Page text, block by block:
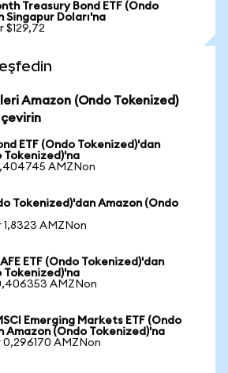
Treasury Bond ETF (Ondo
Singapur Doları'na
$129,72
Amazon (Ondo Tokenized)
ETF (Ondo Tokenized)'dan
Tokenized)'na
AMZNon
Tokenized)'dan Amazon (Ondo
1,8323 AMZNon
ETF (Ondo Tokenized)'dan
Tokenized)'na
AMZNon
Emerging Markets ETF (Ondo
Amazon (Ondo Tokenized)'na
0,296170 AMZNon